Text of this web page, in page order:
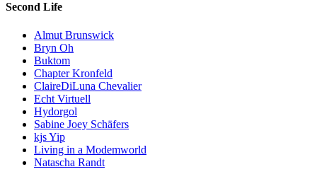
Second Life
Almut Brunswick
Bryn Oh
Buktom
Chapter Kronfeld
ClaireDiLuna Chevalier
Echt Virtuell
Hydorgol
Sabine Joey Schäfers
kjs Yip
Living in a Modemworld
Natascha Randt